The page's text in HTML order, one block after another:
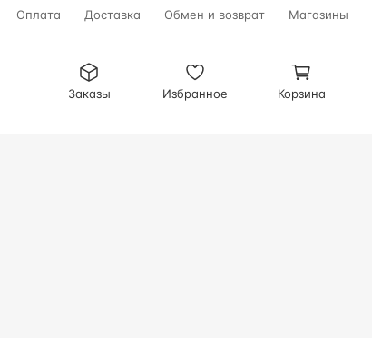
Оплата Доставка Обмен и возврат Магазины
Заказы Избранное Корзина